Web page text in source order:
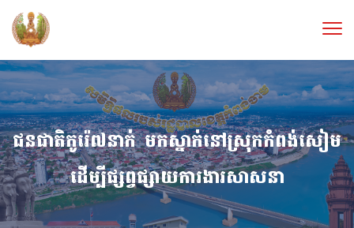
ជនជាតិកូរ៉េ៧នាក់ មកស្នាក់នៅស្រុកកំពង់សៀម
ដើម្បីផ្សព្វផ្សាយការងារសាសនា